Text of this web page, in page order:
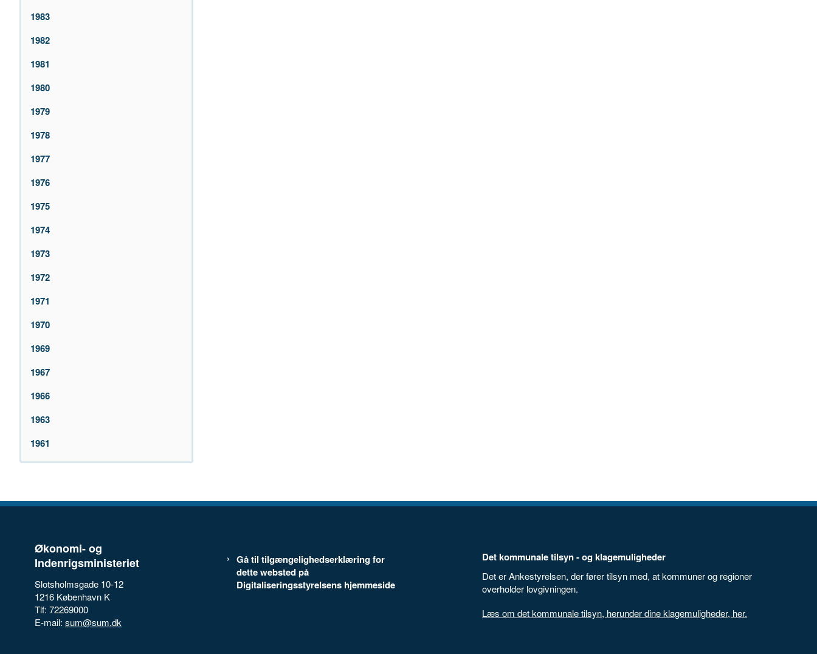
1983
1982
1981
1980
1979
1978
1977
1976
1975
1974
1973
1972
1971
1970
1969
1967
1966
1963
1961
Økonomi- og
Indenrigsministeriet
Slotsholmsgade 10-12
1216 København K
Tlf: 72269000
E-mail: sum@sum.dk
Gå til tilgængelighedserklæring for
dette websted på
Digitaliseringsstyrelsens hjemmeside
Det kommunale tilsyn - og klagemuligheder
Det er Ankestyrelsen, der fører tilsyn med, at kommuner og regioner
overholder lovgivningen.
Læs om det kommunale tilsyn, herunder dine klagemuligheder, her.